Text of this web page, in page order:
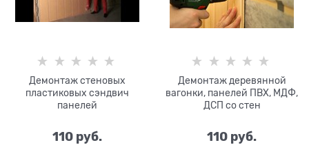
Демонтаж стеновых
пластиковых сэндвич
панелей
110 руб.
Демонтаж деревянной
вагонки, панелей ПВХ, МДФ,
ДСП со стен
110 руб.